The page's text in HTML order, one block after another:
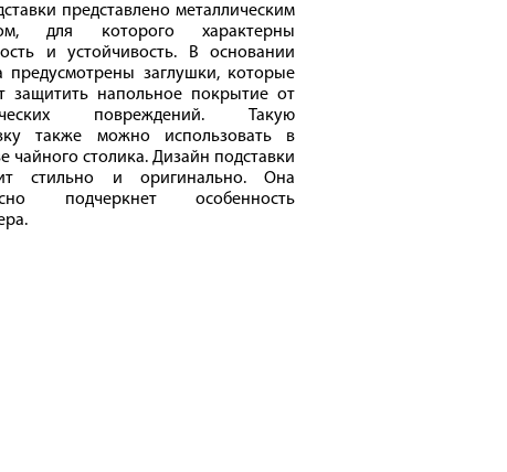
представлено металлическим
для которого характерны
и устойчивость. В основании
предусмотрены заглушки, которые
защитить напольное покрытие от
повреждений. Такую
также можно использовать в
чайного столика. Дизайн подставки
стильно и оригинально. Она
подчеркнет особенность